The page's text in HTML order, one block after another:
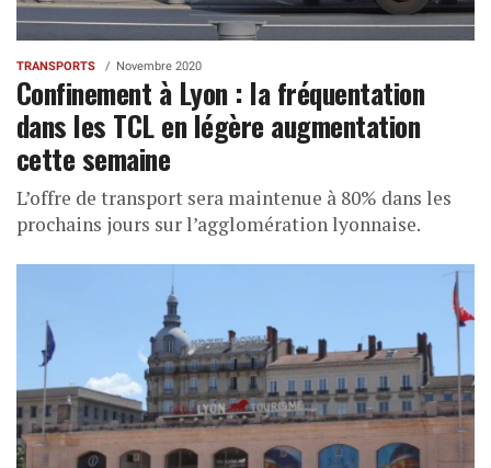
TRANSPORTS Novembre 2020
Confinement à Lyon : la fréquentation
dans les TCL en légère augmentation
cette semaine
L’offre de transport sera maintenue à 80% dans les
prochains jours sur l’agglomération lyonnaise.